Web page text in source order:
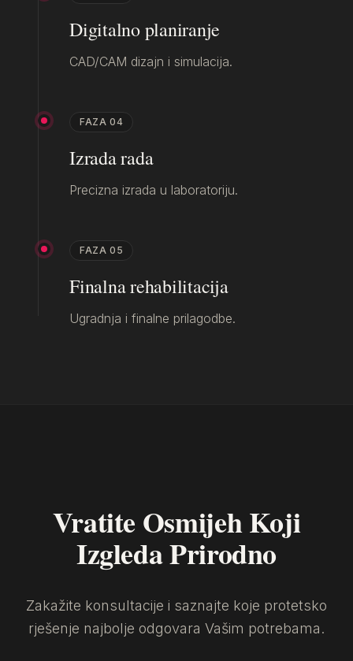
Digitalno planiranje
CAD/CAM dizajn i simulacija.
FAZA 04
Izrada rada
Precizna izrada u laboratoriju.
FAZA 05
Finalna rehabilitacija
Ugradnja i finalne prilagodbe.
Vratite Osmijeh Koji
Izgleda Prirodno
Zakažite konsultacije i saznajte koje protetsko
rješenje najbolje odgovara Vašim potrebama.